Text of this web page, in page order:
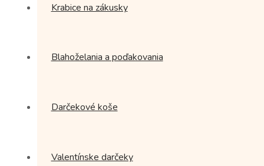
Krabice na zákusky
Blahoželania a poďakovania
Darčekové koše
Valentínske darčeky